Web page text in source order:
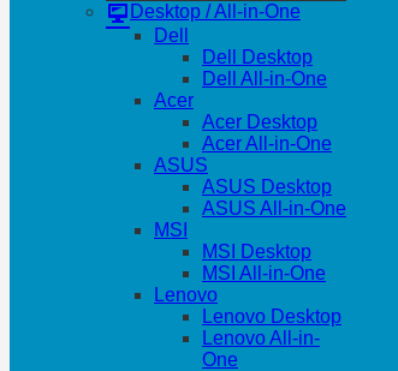
Desktop / All-in-One
Dell
Dell Desktop
Dell All-in-One
Acer
Acer Desktop
Acer All-in-One
ASUS
ASUS Desktop
ASUS All-in-One
MSI
MSI Desktop
MSI All-in-One
Lenovo
Lenovo Desktop
Lenovo All-in-
One